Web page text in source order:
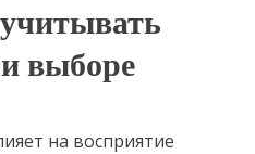
выборе
на восприятие